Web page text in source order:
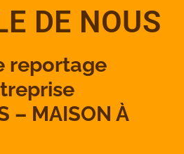
DE NOUS
reportage
– MAISON À